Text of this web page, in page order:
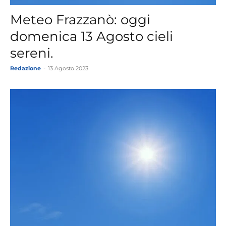
Meteo Frazzanò: oggi
domenica 13 Agosto cieli
sereni.
Redazione 13 Agosto 2023